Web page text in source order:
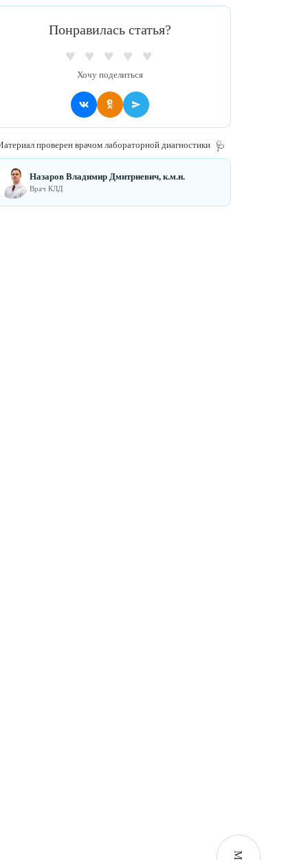
Понравилась статья?
♥ ♥ ♥ ♥ ♥
Хочу поделиться
проверен врачом лабораторной диагностики 🩺
Назаров Владимир Дмитриевич, к.м.н.
Врач КЛД